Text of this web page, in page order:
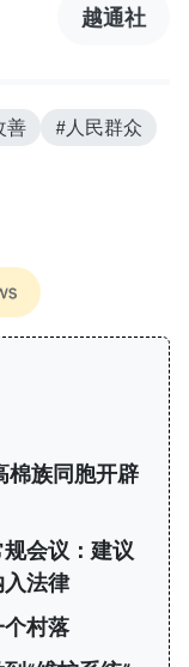
越通社
善
#人民群众
棉族同胞开辟
会议：建议
法律
村落